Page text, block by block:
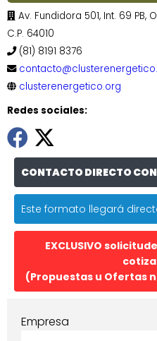
Av. Fundidora 501, Int. 69 PB,
C.P. 64010
(81) 8191 8376
clusterenergetico.org
Redes sociales:
CONTACTO DIRECTO CON
Este formato llegará
EXCLUSIVO
(Propuestas u Ofertas
Empresa